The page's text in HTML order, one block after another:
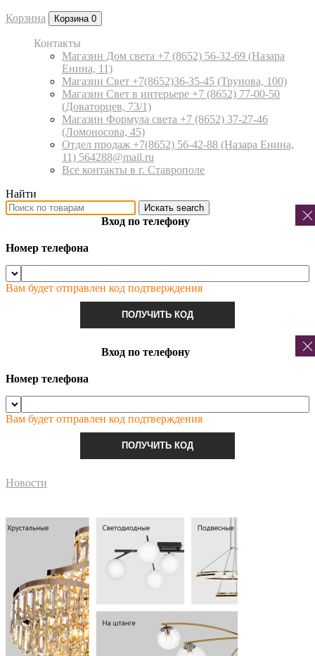
Корзина Корзина 0
Контакты
Магазин Дом света +7 (8652) 56-32-69 (Назара
Енина, 11)
Магазин Свет +7(8652)36-35-45 (Трунова, 100)
Магазин Свет в интерьере +7 (8652) 77-00-50
(Доваторцев, 73/1)
Магазин Формула света +7 (8652) 37-27-46
(Ломоносова, 45)
Отдел продаж +7(8652) 56-42-88 (Назара Енина,
11) 564288@mail.ru
Все контакты в г. Ставрополе
Найти
Искать search
Вход по телефону
Номер телефона
Вам будет отправлен код подтверждения
ПОЛУЧИТЬ КОД
Вход по телефону
Номер телефона
Вам будет отправлен код подтверждения
ПОЛУЧИТЬ КОД
Новости